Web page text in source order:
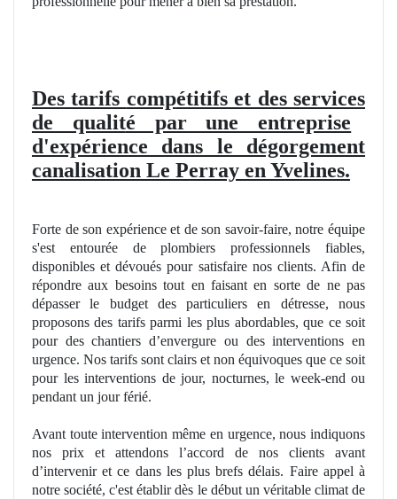
Des tarifs compétitifs et des services
de qualité par une entreprise
d'expérience dans le dégorgement
canalisation Le Perray en Yvelines.
Forte de son expérience et de son savoir-faire, notre équipe
s'est entourée de plombiers professionnels fiables,
disponibles et dévoués pour satisfaire nos clients. Afin de
répondre aux besoins tout en faisant en sorte de ne pas
dépasser le budget des particuliers en détresse, nous
proposons des tarifs parmi les plus abordables, que ce soit
pour des chantiers d’envergure ou des interventions en
urgence. Nos tarifs sont clairs et non équivoques que ce soit
pour les interventions de jour, nocturnes, le week-end ou
pendant un jour férié.
Avant toute intervention même en urgence, nous indiquons
nos prix et attendons l’accord de nos clients avant
d’intervenir et ce dans les plus brefs délais. Faire appel à
notre société, c'est établir dès le débutun véritable climat de